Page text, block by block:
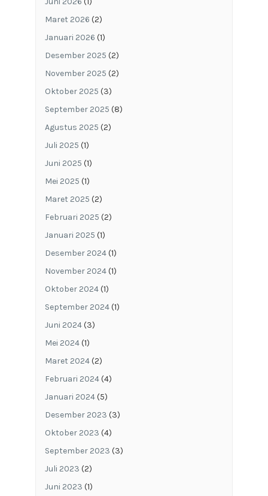
Maret 2026 (2)
Januari 2026 (1)
Desember 2025 (2)
November 2025 (2)
Oktober 2025 (3)
September 2025 (8)
Agustus 2025 (2)
Juli 2025 (1)
Juni 2025 (1)
Mei 2025 (1)
Maret 2025 (2)
Februari 2025 (2)
Januari 2025 (1)
Desember 2024(1)
November 2024(1)
Oktober 2024(1)
September 2024(1)
Juni 2024(3)
Mei 2024(1)
Maret 2024(2)
Februari 2024(4)
Januari 2024(5)
Desember 2023 (3)
Oktober 2023 (4)
September 2023 (3)
Juli 2023 (2)
Juni 2023 (1)